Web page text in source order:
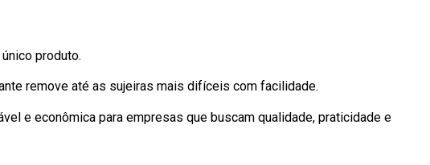
produto.
remove até as sujeiras mais difíceis com facilidade.
e econômica para empresas que buscam qualidade, praticidade e